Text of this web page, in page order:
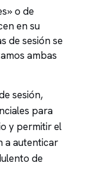
o de
en su
de sesión se
ambas
sesión,
para
y permitir el
a autenticar
de